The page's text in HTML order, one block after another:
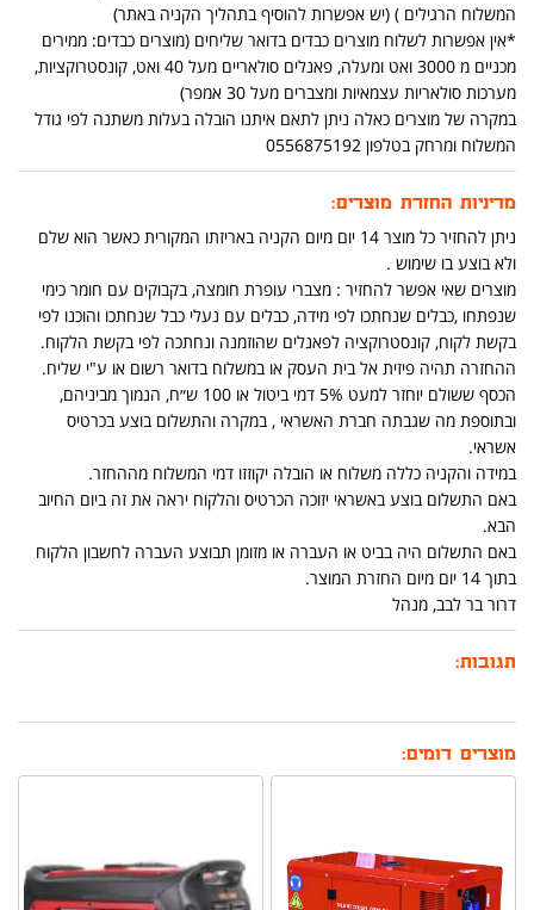
המשלוח הרגילים ) (יש אפשרות להוסיף בתהליך הקניה באתר)
*אין אפשרות לשלוח מוצרים כבדים בדואר שליחים (מוצרים כבדים: ממירים
מכניים מ 3000 ואט ומעלה, פאנלים סולאריים מעל 40 ואט, קונסטרוקציות,
מערכות סולאריות עצמאיות ומצברים מעל 30 אמפר)
במקרה של מוצרים כאלה ניתן לתאם איתנו הובלה בעלות משתנה לפי גודל
המשלוח ומרחק בטלפון 0556875192
מדיניות החזרת מוצרים:
ניתן להחזיר כל מוצר 14 יום מיום הקניה באריזתו המקורית כאשר הוא שלם
ולא בוצע בו שימוש .
מוצרים שאי אפשר להחזיר : מצברי עופרת חומצה, בקבוקים עם חומר כימי
שנפתחו ,כבלים שנחתכו לפי מידה, כבלים עם נעלי כבל שנחתכו והוכנו לפי
בקשת לקוח, קונסטרוקציה לפאנלים שהוזמנה ונחתכה לפי בקשת הלקוח.
ההחזרה תהיה פיזית אל בית העסק או במשלוח בדואר רשום או ע"י שליח.
הכסף ששולם יוחזר למעט 5% דמי ביטול או 100 ש״ח, הנמוך מביניהם,
ובתוספת מה שגבתה חברת האשראי , במקרה והתשלום בוצע בכרטיס
אשראי.
במידה והקניה כללה משלוח או הובלה יקוזזו דמי המשלוח מההחזר.
באם התשלום בוצע באשראי יזוכה הכרטיס והלקוח יראה את זה ביום החיוב
הבא.
באם התשלום היה בביט או העברה או מזומן תבוצע העברה לחשבון הלקוח
בתוך 14 יום מיום החזרת המוצר.
דרור בר לבב, מנהל
תגובות:
מוצרים דומים: